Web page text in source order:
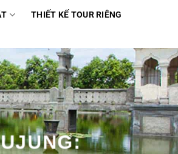
THIẾT KẾ TOUR RIÊNG